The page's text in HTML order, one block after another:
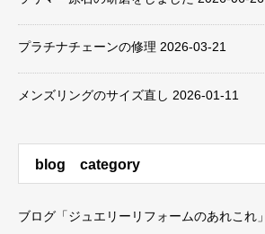
プラチナチェーンの修理 2026-03-21
メンズリングのサイズ直し 2026-01-11
blog category
ブログ「ジュエリーリフォームのあれこれ」